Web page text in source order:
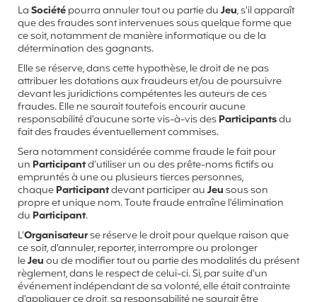
LaSociétépourra annuler tout ou partie duJeu, s'il apparaît
que des fraudes sont intervenues sous quelque forme que
ce soit, notamment de manière informatique ou de la
détermination des gagnants.
Elle se réserve, dans cette hypothèse, le droit de ne pas
attribuer les dotations aux fraudeurs et/ou de poursuivre
devant les juridictions compétentes les auteurs de ces
fraudes. Elle ne saurait toutefois encourir aucune
responsabilité d'aucune sorte vis-à-vis desParticipantsdu
fait des fraudes éventuellement commises.
Sera notamment considérée comme fraude le fait pour
un Participantd’utiliser un ou des prête-noms fictifs ou
empruntés à une ou plusieurs tierces personnes,
chaqueParticipantdevant participer auJeusous son
propre et unique nom. Toute fraude entraîne l'élimination
du Participant.
L’Organisateurse réserve le droit pour quelque raison que
ce soit, d'annuler, reporter, interrompre ou prolonger
leJeuou de modifier tout ou partie des modalités du présent
règlement, dans le respect de celui-ci. Si, par suite d'un
événement indépendant de sa volonté, elle était contrainte